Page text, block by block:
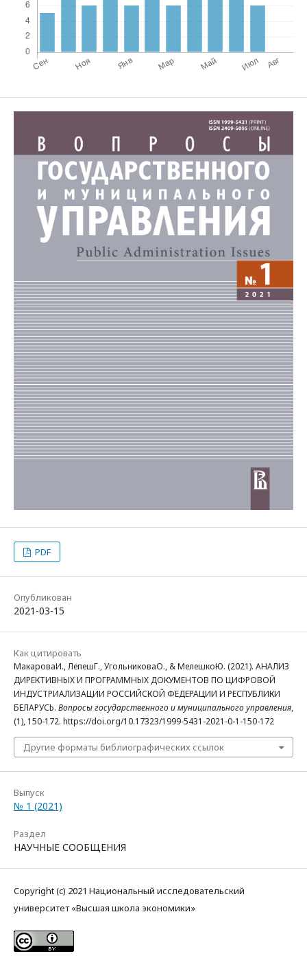
PDF
Опубликован
2021-03-15
Как цитировать
МакароваИ., ЛепешГ., УгольниковаО., & МелешкоЮ. (2021). АНАЛИЗ
ДИРЕКТИВНЫХ И ПРОГРАММНЫХ ДОКУМЕНТОВ ПО ЦИФРОВОЙ
ИНДУСТРИАЛИЗАЦИИ РОССИЙСКОЙ ФЕДЕРАЦИИ И РЕСПУБЛИКИ
БЕЛАРУСЬ. Вопросы государственного и муниципального управления,
(1), 150-172. https://doi.org/10.17323/1999-5431-2021-0-1-150-172
Другие форматы библиографических ссылок
Выпуск
№ 1 (2021)
Раздел
НАУЧНЫЕ СООБЩЕНИЯ
Copyright (c) 2021 Национальный исследовательский
университет «Высшая школа экономики»